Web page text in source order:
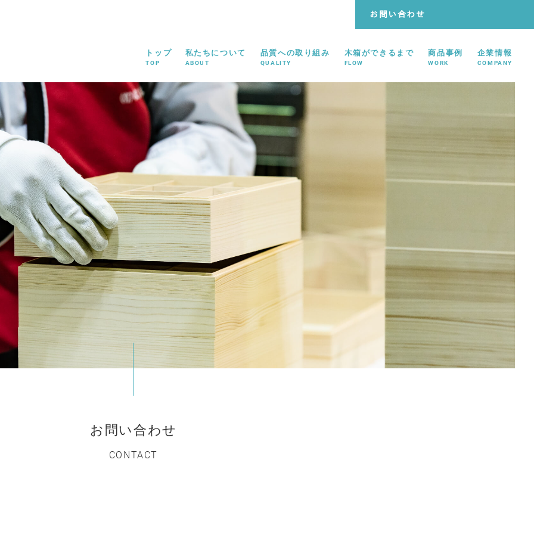
お問い合わせ
トップ
TOP
私たちについて
ABOUT
品質への取り組み
QUALITY
木箱ができるまで
FLOW
商品事例
WORK
企業情報
COMPANY
お問い合わせ
CONTACT